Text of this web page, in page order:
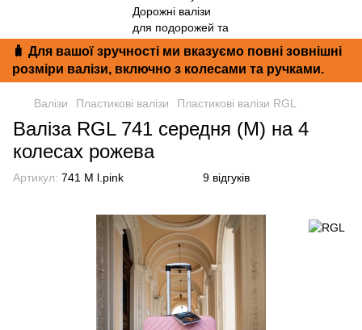
🧳 Для вашої зручності ми вказуємо повні зовнішні
розміри валізи, включно з колесами та ручками.
Валізи Пластикові валізи Пластикові валізи RGL
Валіза RGL 741 середня (M) на 4
колесах рожева
Артикул: 741 M l.pink 9 відгуків